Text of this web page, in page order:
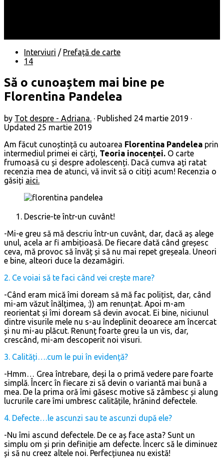
Interviuri / Prefață de carte
14
Să o cunoaștem mai bine pe
Florentina Pandelea
by Tot despre - Adriana. · Published 24 martie 2019 ·
Updated 25 martie 2019
Am făcut cunoștință cu autoarea Florentina Pandelea prin
intermediul primei ei cărți, Teoria inocenței. O carte
frumoasă cu și despre adolescenți. Dacă cumva ați ratat
recenzia mea de atunci, vă invit să o citiți acum! Recenzia o
găsiți aici.
Descrie-te într-un cuvânt!
-Mi-e greu să mă descriu într-un cuvânt, dar, dacă aș alege
unul, acela ar fi ambițioasă. De fiecare dată când greșesc
ceva, mă provoc să învăț și să nu mai repet greșeala. Uneori
e bine, alteori duce la dezamăgiri.
2. Ce voiai să te faci când vei crește mare?
-Când eram mică îmi doream să mă fac polițist, dar, când
mi-am văzut înălțimea, :)) am renunțat. Apoi m-am
reorientat și îmi doream să devin avocat. Ei bine, niciunul
dintre visurile mele nu s-au îndeplinit deoarece am încercat
și nu mi-au plăcut. Renunț foarte greu la un vis, dar,
crescând, mi-am descoperit noi visuri.
3. Calități….cum le pui în evidență?
-Hmm… Grea întrebare, deși la o primă vedere pare foarte
simplă. Încerc în fiecare zi să devin o variantă mai bună a
mea. De la prima oră îmi găsesc motive să zâmbesc și alung
lucrurile care îmi umbresc calitățile, hrănind defectele.
4. Defecte…le ascunzi sau te ascunzi după ele?
-Nu îmi ascund defectele. De ce aș face asta? Sunt un
simplu om și prin definiție am defecte. Încerc să le diminuez
și să nu creez altele noi. Perfecțiunea nu există!